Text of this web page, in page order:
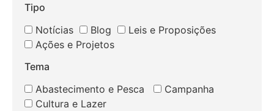
Tipo
Notícias
Blog
Leis e Proposições
Ações e Projetos
Tema
Abastecimento e Pesca
Campanha
Cultura e Lazer